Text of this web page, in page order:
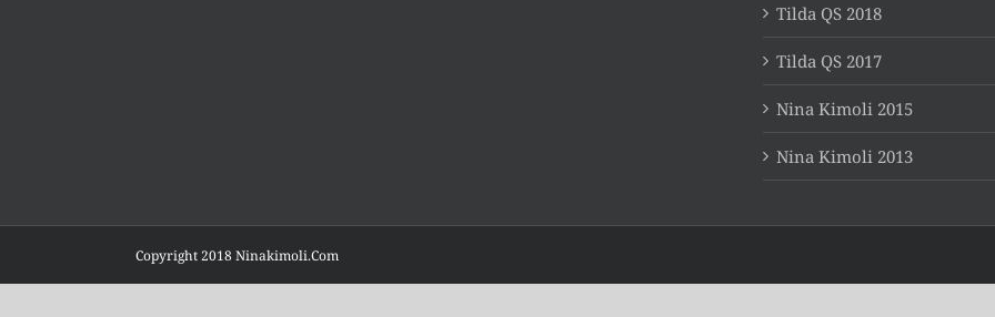
Tilda QS 2018
Tilda QS 2017
Nina Kimoli 2015
Nina Kimoli 2013
Copyright 2018 Ninakimoli.Com